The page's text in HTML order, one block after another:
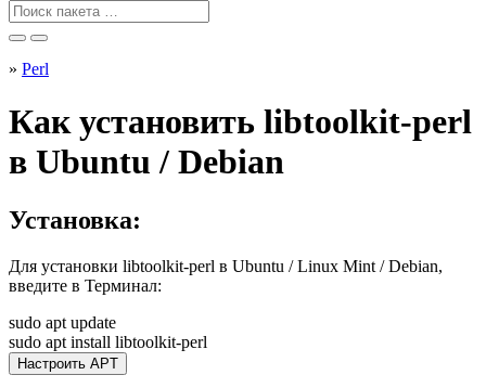
Поиск
для
» Perl
Как установить libtoolkit-perl
в Ubuntu / Debian
Установка:
Для установки libtoolkit-perl в Ubuntu / Linux Mint / Debian,
введите в Терминал:
sudo apt update
sudo apt install libtoolkit-perl
Настроить APT